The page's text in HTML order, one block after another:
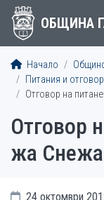
ОБЩИНА
Начало
Питания и
Отговор на
Отговор
жа
24 октомври